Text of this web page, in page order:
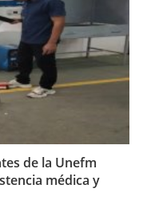
de la Unefm
médica y